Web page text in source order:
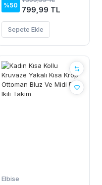
%50 799,99 TL
Sepete Ekle
Elbise